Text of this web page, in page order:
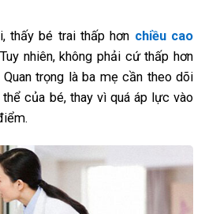
thấy bé trai thấp hơn chiều cao
nhiên, không phải cứ thấp hơn
trọng là ba mẹ cần theo dõi
của bé, thay vì quá áp lực vào